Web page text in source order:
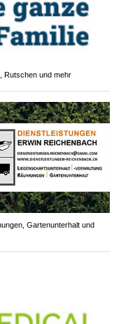
Rutschen und mehr
Gartenunterhalt und